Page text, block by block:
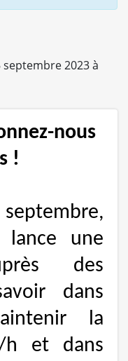
septembre 2023à
nous
!
lance une
des
dans
la
h et dans